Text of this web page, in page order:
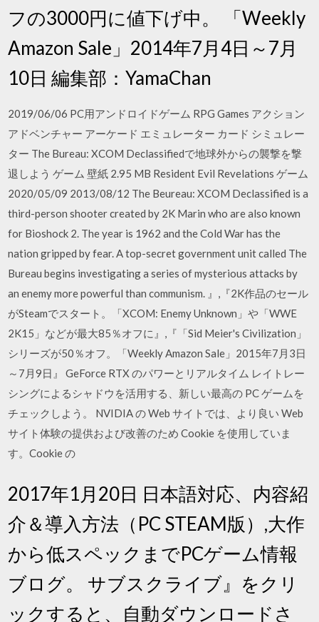
フの3000円に値下げ中。 「Weekly
Amazon Sale」2014年7月4日～7月
10日 編集部：YamaChan
2019/06/06 PC用アンドロイドゲーム RPG Games アクション
アドベンチャー アーケード エミュレーター カード シミュレー
ター The Bureau: XCOM Declassifiedで地球外からの襲撃を撃
退しよう ゲーム 壁紙 2.95 MB Resident Evil Revelations ゲーム
2020/05/09 2013/08/12 The Beureau: XCOM Declassified is a
third-person shooter created by 2K Marin who are also known
for Bioshock 2. The year is 1962 and the Cold War has the
nation gripped by fear. A top-secret government unit called The
Bureau begins investigating a series of mysterious attacks by
an enemy more powerful than communism. 』,『2K作品のセール
がSteamでスタート。「XCOM: Enemy Unknown」や「WWE
2K15」などが最大85％オフに』,『「Sid Meier's Civilization」
シリーズが50％オフ。「Weekly Amazon Sale」2015年7月3日
～7月9日』 GeForce RTX のパワーとリアルタイム レイトレー
シングによるシャドウを活用する、新しい最高の PC ゲームを
チェックしよう。 NVIDIA の Web サイトでは、より良い Web
サイト体験の提供および改善のため Cookie を使用していま
す。Cookie の
2017年1月20日 日本語対応、内容紹
介＆導入方法（PC STEAM版）,大作
から低スペックまでPCゲーム情報
ブログ。 サブスクライブ』をクリ
ックすると、自動ダウンロードさ